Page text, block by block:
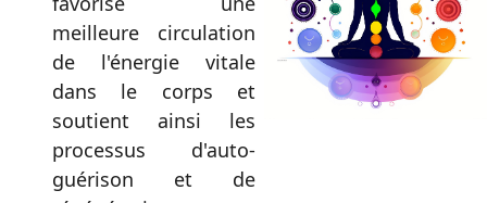
meilleure circulation
de l'énergie vitale
dans le corps et
soutient ainsi les
processus d'auto-
guérison et de